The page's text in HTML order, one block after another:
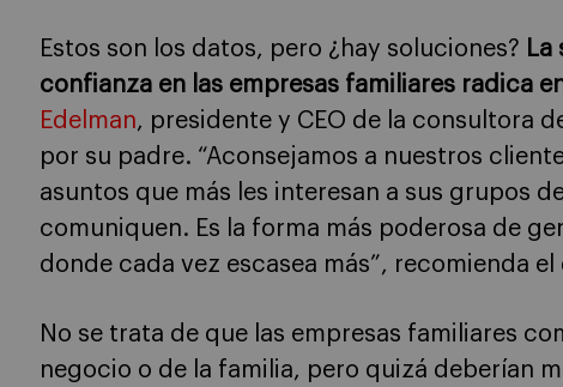
Estos son los datos, pero ¿hay soluciones? La
confianza en las empresas familiares radica
Edelman, presidente y CEO de la consultora
por su padre. “Aconsejamos a nuestros
asuntos que más les interesan a sus grupos
comuniquen. Es la forma más poderosa de
donde cada vez escasea más”, recomienda
No se trata de que las empresas familiares
negocio o de la familia, pero quizá deberían